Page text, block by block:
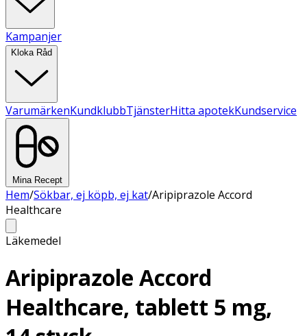
Kampanjer
Kloka Råd
VarumärkenKundklubbTjänsterHitta apotekKundservice
Mina Recept
Hem/Sökbar, ej köpb, ej kat/Aripiprazole Accord
Healthcare
Läkemedel
Aripiprazole Accord
Healthcare, tablett 5 mg,